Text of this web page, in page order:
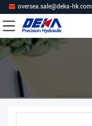
oversea.sale@deka-hk.com